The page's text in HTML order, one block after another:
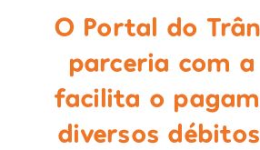
O Portal do
parceria com
facilita o
diversos